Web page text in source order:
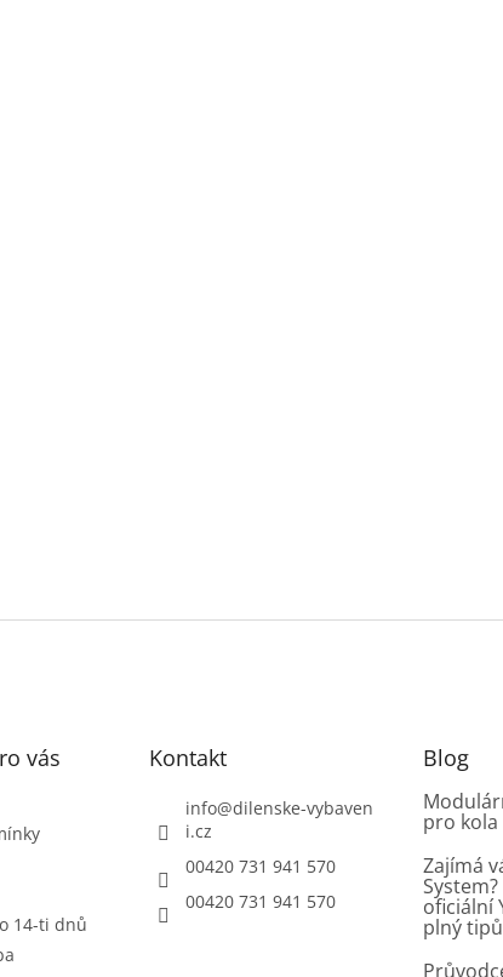
vás
14-ti dnů
Kontakt
info@dilenske-vybaven
i.cz
00420 731 941 570
00420 731 941 570
Blog
pro kola
Zajímá
oficiální
plný